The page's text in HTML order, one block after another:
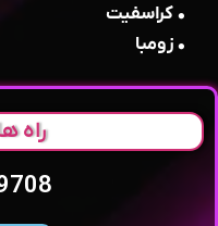
• کراسفیت
• زومبا
راه